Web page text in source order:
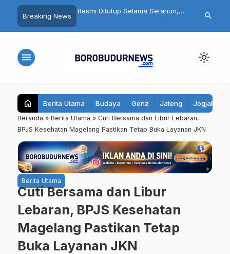
Breaking News
Asal Magelang
Polisi
Resmi Ditutup Selama Setahun,
hingga Punya Atap Lagi
Fantastis!
Juta, Bupati
search
menu light_mode
home Berita Utama Budaya Genz Jateng Jogjakarta
Beranda » Berita Utama » Cuti Bersama dan Libur Lebaran,
BPJS Kesehatan Magelang Pastikan Tetap Buka Layanan JKN
Berita Utama
Cuti Bersama dan Libur
Lebaran, BPJS Kesehatan
Magelang Pastikan Tetap
Buka Layanan JKN